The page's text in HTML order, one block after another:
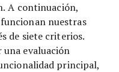
A continuación,
nuestras
de siete criterios.
evaluación
principal,